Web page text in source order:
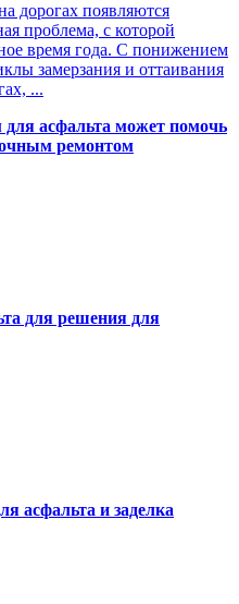
дорогах появляются
проблема, с которой
время года. С понижением
замерзания и оттаивания
...
асфальта может помочь
ремонтом
для решения для
асфальта и заделка